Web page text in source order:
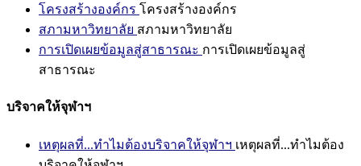
โครงสร้างองค์กร โครงสร้างองค์กร
สภามหาวิทยาลัย สภามหาวิทยาลัย
การเปิดเผยข้อมูลสู่สาธารณะ การเปิดเผยข้อมูลสู่
สาธารณะ
บริจาคให้จุฬาฯ
เหตุผลที่...ทำไมต้องบริจาคให้จุฬาฯ เหตุผลที่...ทำไมต้อง